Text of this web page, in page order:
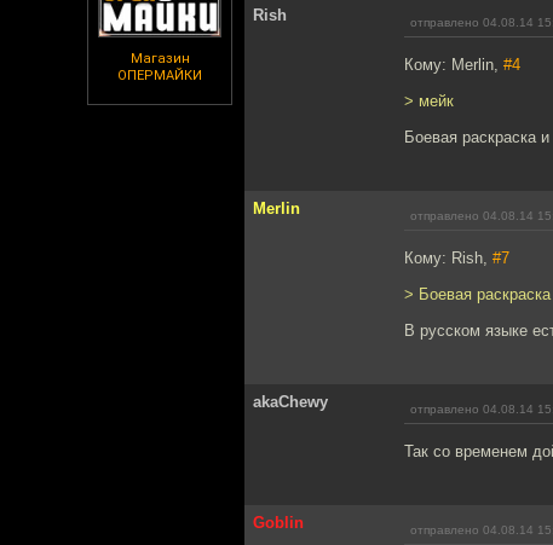
Магазин
ОПЕРМАЙКИ
Rish отправлено 04.08.14
Кому: Merlin, #4
> мейк
Боевая раскраска
Merlin отправлено 04.08.14
Кому: Rish, #7
> Боевая
В русском языке
akaChewy отправлено 04.08.14
Так со временем
Goblin отправлено 04.08.14